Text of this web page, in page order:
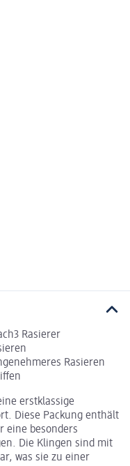
Rasierer
Rasieren
erstklassige
Diese Packung enthält
eine besonders
Die Klingen sind mit
was sie zu einer